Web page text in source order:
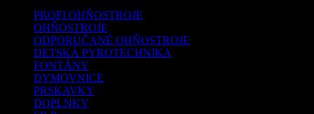
PROFI OHŇOSTROJE
OHŇOSTROJE
ODPORÚČANÉ OHŇOSTROJE
DETSKÁ PYROTECHNIKA
FONTÁNY
DYMOVNICE
PRSKAVKY
DOPLNKY